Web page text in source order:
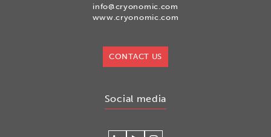
info@cryonomic.com
www.cryonomic.com
CONTACT US
Social media